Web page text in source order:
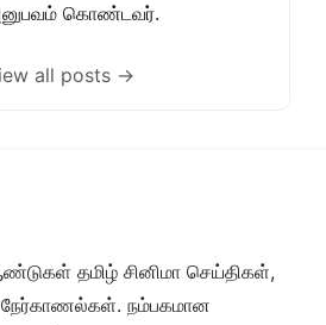
கொண்டவர்.
all posts →
தமிழ் சினிமா செய்திகள்,
நம்பகமான